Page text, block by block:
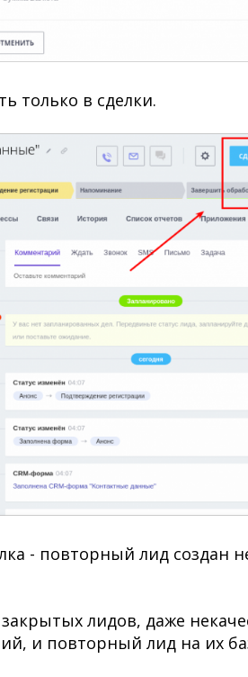
только в сделки.
- повторный лид создан
лидов, даже
и повторный лид на их